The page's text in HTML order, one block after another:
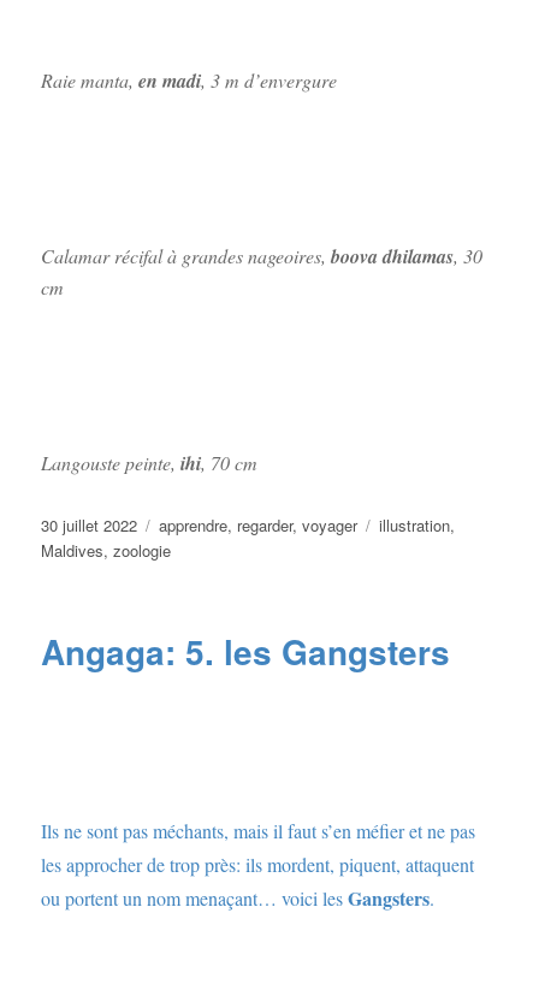
Raie manta,en madi, 3 m d’envergure
Calamar récifal à grandes nageoires,boova dhilamas, 30
cm
Langouste peinte,ihi, 70 cm
Publié
le
30 juillet 2022 Catégories
apprendre, regarder,voyager Étiquettes
illustration,
Maldives,zoologie
Angaga: 5. les Gangsters
Ils ne sont pas méchants, mais il faut s’en méfier et ne pas
les approcher de trop près: ils mordent, piquent, attaquent
ou portent un nom menaçant… voici lesGangsters.